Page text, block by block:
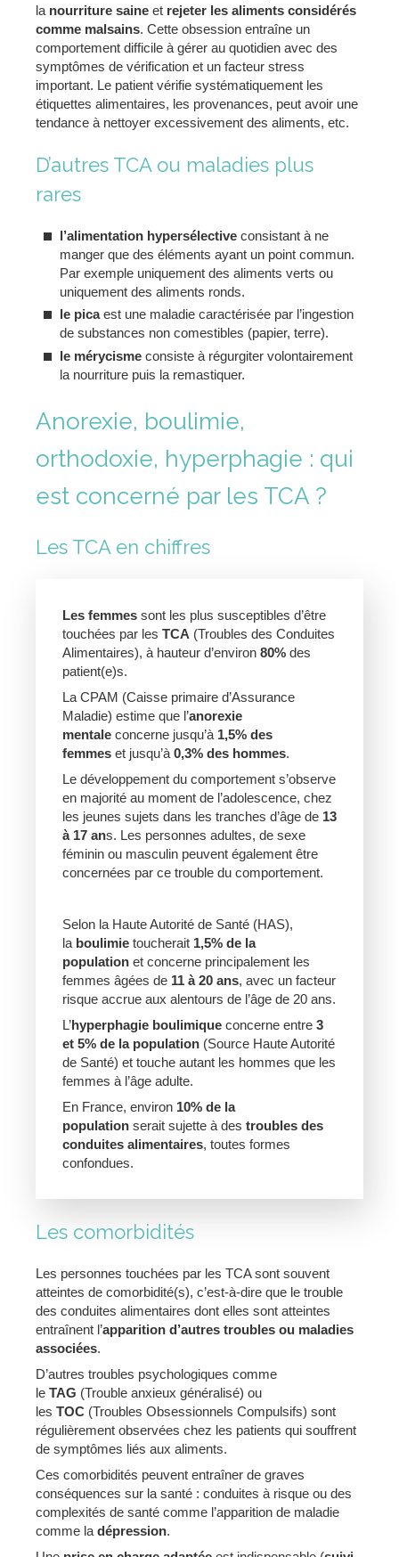
la nourriture saine et rejeter les aliments considérés
comme malsains. Cette obsession entraîne un
comportement difficile à gérer au quotidien avec des
symptômes de vérification et un facteur stress
important. Le patient vérifie systématiquement les
étiquettes alimentaires, les provenances, peut avoir une
tendance à nettoyer excessivement des aliments, etc.
D’autres TCA ou maladies plus
rares
l’alimentation hypersélective consistant à ne
manger que des éléments ayant un point commun.
Par exemple uniquement des aliments verts ou
uniquement des aliments ronds.
le picaest une maladie caractérisée par l’ingestion
de substances non comestibles (papier, terre).
le mérycisme consiste à régurgiter volontairement
la nourriture puis la remastiquer.
Anorexie, boulimie,
orthodoxie, hyperphagie : qui
est concerné par les TCA ?
Les TCA en chiffres
Les femmes sont les plus susceptibles d’être
touchées par les TCA (Troubles des Conduites
Alimentaires), à hauteur d’environ 80% des
patient(e)s.
La CPAM (Caisse primaire d’Assurance
Maladie) estime que l’anorexie
mentale concerne jusqu’à 1,5% des
femmes et jusqu’à 0,3% des hommes.
Le développement du comportement s’observe
en majorité au moment de l’adolescence, chez
les jeunes sujets dans les tranches d’âge de 13
à 17 ans. Les personnes adultes, de sexe
féminin ou masculin peuvent également être
concernées par ce trouble du comportement.
Selon la Haute Autorité de Santé (HAS),
la boulimie toucherait 1,5% de la
population et concerne principalement les
femmes âgées de 11 à 20 ans, avec un facteur
risque accrue aux alentours de l’âge de 20 ans.
L’hyperphagie boulimique concerne entre 3
et 5% de la population (Source Haute Autorité
de Santé) et touche autant les hommes que les
femmes à l’âge adulte.
En France, environ 10% de la
population serait sujette à des troubles des
conduites alimentaires, toutes formes
confondues.
Les comorbidités
Les personnes touchées par les TCA sont souvent
atteintes de comorbidité(s), c’est-à-dire que le trouble
des conduites alimentaires dont elles sont atteintes
entraînent l’apparition d’autres troubles ou maladies
associées.
D’autres troubles psychologiques comme
le TAG (Trouble anxieux généralisé) ou
les TOC (Troubles Obsessionnels Compulsifs) sont
régulièrement observées chez les patients qui souffrent
de symptômes liés aux aliments.
Ces comorbidités peuvent entraîner de graves
conséquences sur la santé : conduites à risque ou des
complexités de santé comme l’apparition de maladie
comme la dépression.